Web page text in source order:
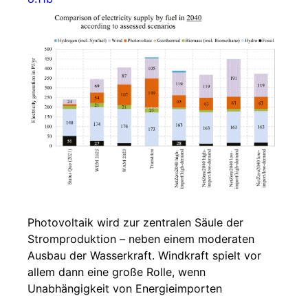
Photovoltaik wird zur zentralen Säule der
Stromproduktion – neben einem moderaten
Ausbau der Wasserkraft. Windkraft spielt vor
allem dann eine große Rolle, wenn
Unabhängigkeit von Energieimporten